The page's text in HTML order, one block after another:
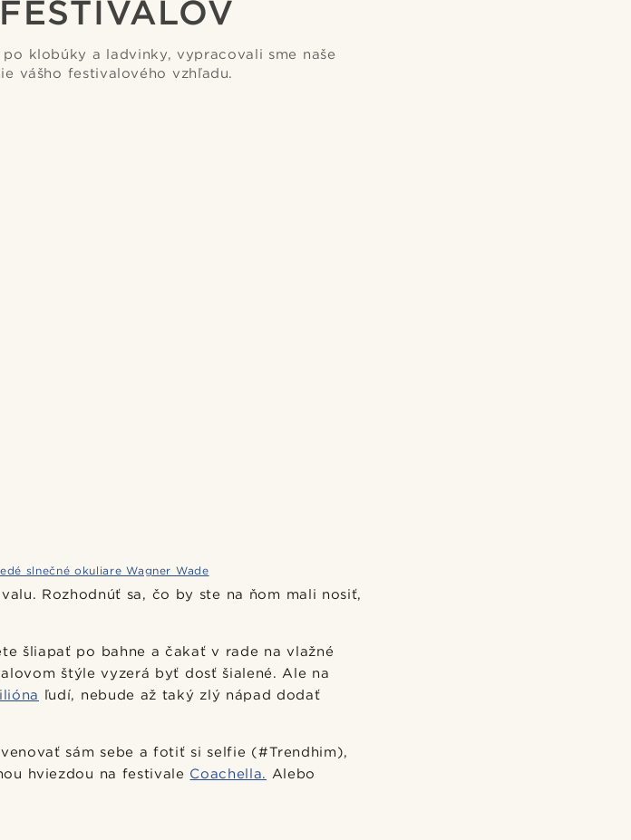
klobúky a ladvinky, vypracovali sme naše
vášho festivalového vzhľadu.
slnečné okuliare Wagner Wade
Rozhodnúť sa, čo by ste na ňom mali nosiť,
šliapať po bahne a čakať v rade na vlažné
štýle vyzerá byť dosť šialené. Ale na
ľudí, nebude až taký zlý nápad dodať
sám sebe a fotiť si selfie (#Trendhim),
hviezdou na festivale Coachella. Alebo